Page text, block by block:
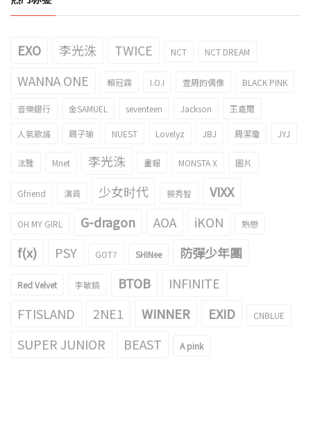
EXO 李光洙 TWICE NCT NCT DREAM
WANNA ONE 賴冠霖 I.O.I 壹周的偶像 BLACK PINK
音樂銀行 金SAMUEL seventeen Jackson 王嘉爾
人氣歌謠 周子瑜 NUEST Lovelyz JBJ 周潔瓊 JYJ
泫雅 Mnet 李光洙 畫報 MONSTA X 圖片
Gfriend 演員 少女时代 裴秀智 VIXX
OH MY GIRL G-dragon AOA iKON 熱戀
f(x) PSY GOT7 SHINee 防彈少年團
Red Velvet 李敏鎬 BTOB
INFINITE
FTISLAND
2NE1 WINNER EXID CNBLUE
SUPER JUNIOR BEAST A pink